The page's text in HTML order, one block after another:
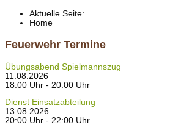
Aktuelle Seite:
Home
Feuerwehr Termine
Übungsabend Spielmannszug
11.08.2026
18:00 Uhr - 20:00 Uhr
Dienst Einsatzabteilung
13.08.2026
20:00 Uhr - 22:00 Uhr